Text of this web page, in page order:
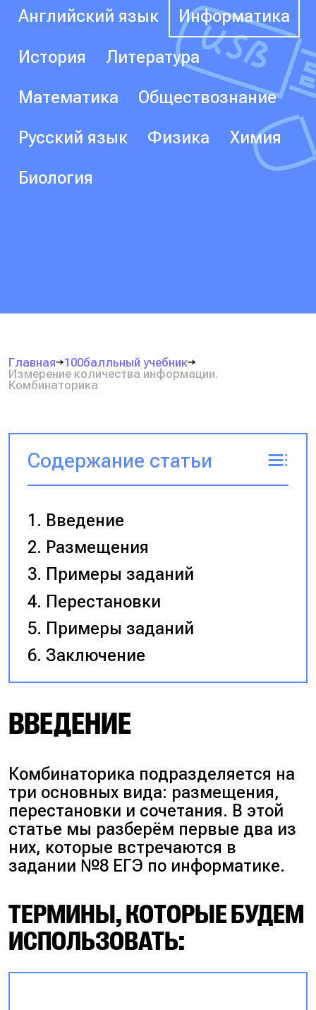
Английский язык Информатика
История Литература
Математика Обществознание
Русский язык Физика Химия
Биология
Главная
100балльный учебник
Измерение количества информации.
Комбинаторика
Содержание статьи
Введение
Размещения
Примеры заданий
Перестановки
Примеры заданий
Заключение
ВВЕДЕНИЕ
Комбинаторика подразделяется на
три основных вида: размещения,
перестановки и сочетания. В этой
статье мы разберём первые два из
них, которые встречаются в
задании №8 ЕГЭ по информатике.
ТЕРМИНЫ, КОТОРЫЕ БУДЕМ
ИСПОЛЬЗОВАТЬ: